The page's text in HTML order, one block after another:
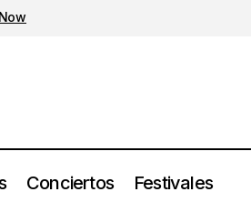
Conciertos Festivales